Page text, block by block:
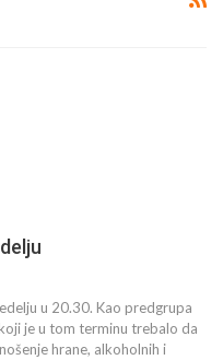
u 20.30. Kao predgrupa
je u tom terminu trebalo da
hrane, alkoholnih i